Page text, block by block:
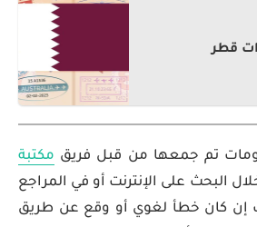
قطر
تم جمعها من قبل فريق مكتبة
البحث على الإنترنت أو في المراجع
إن كان خطأ لغوي أو وقع عن طريق